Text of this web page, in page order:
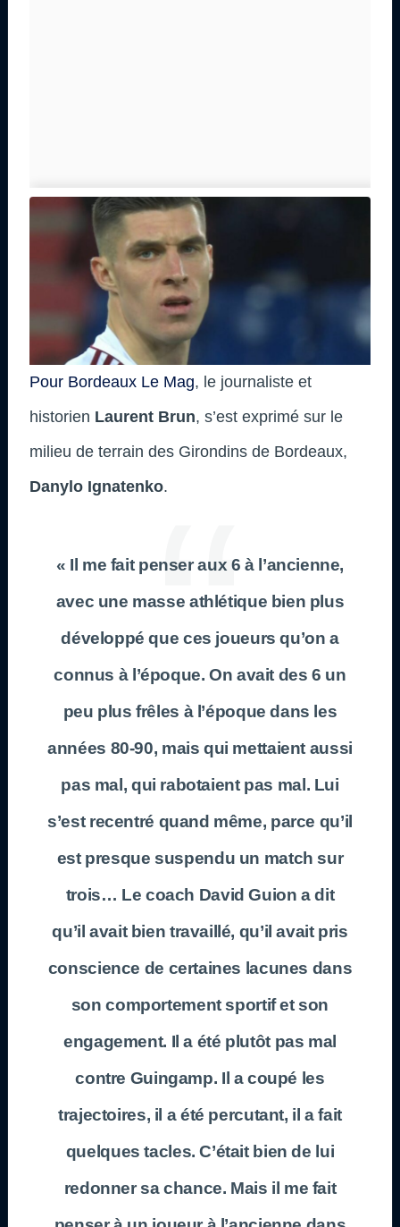
Pour Bordeaux Le Mag, le journaliste et
historien Laurent Brun, s’est exprimé sur le
milieu de terrain des Girondins de Bordeaux,
Danylo Ignatenko.
« Il me fait penser aux 6 à l’ancienne,
avec une masse athlétique bien plus
développé que ces joueurs qu’on a
connus à l’époque. On avait des 6 un
peu plus frêles à l’époque dans les
années 80-90, mais qui mettaient aussi
pas mal, qui rabotaient pas mal. Lui
s’est recentré quand même, parce qu’il
est presque suspendu un match sur
trois… Le coach David Guion a dit
qu’il avait bien travaillé, qu’il avait pris
conscience de certaines lacunes dans
son comportement sportif et son
engagement. Il a été plutôt pas mal
contre Guingamp. Il a coupé les
trajectoires, il a été percutant, il a fait
quelques tacles. C’était bien de lui
redonner sa chance. Mais il me fait